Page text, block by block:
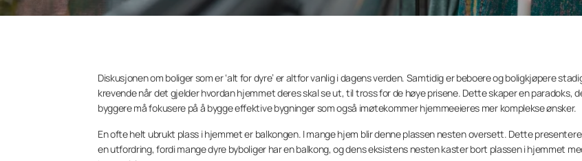
Diskusjonen om boliger som er ‘alt for dyre’ er altfor vanlig i dagens verden. Samtidig er beboere og boligkjøpere
krevende når det gjelder hvordan hjemmet deres skal se ut, til tross for de høye prisene. Dette skaper en paradoks,
byggere må fokusere på å bygge effektive bygninger som også imøtekommer hjemmeeieres mer komplekse ønsker.
En ofte helt ubrukt plass i hjemmet er balkongen. I mange hjem blir denne plassen nesten oversett. Dette
en utfordring, fordi mange dyre byboliger har en balkong, og dens eksistens nesten kaster bort plassen i hjemmet